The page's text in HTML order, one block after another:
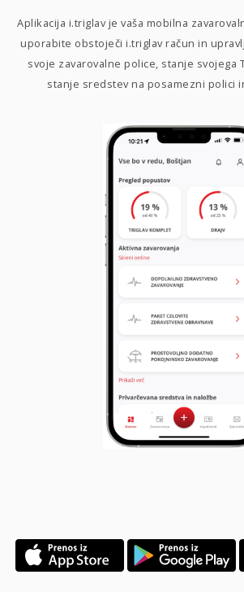
Aplikacija i.triglav je vaša mobilna
uporabite obstoječi i.triglav račun in
svoje zavarovalne police, stanje svojega
stanje sredstev na posamezni polici